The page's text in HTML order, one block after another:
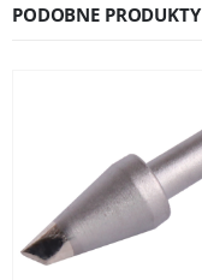
PODOBNE PRODUKTY